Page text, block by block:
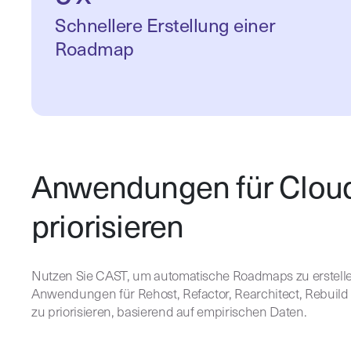
Schnellere Erstellung einer
Roadmap
Anwendungen für
priorisieren
Nutzen Sie CAST, um automatische Roadmaps zu
Anwendungen für Rehost, Refactor, Rearchitect,
zu priorisieren, basierend auf empirischen Daten.